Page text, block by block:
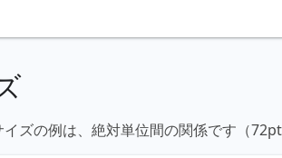
ズの例は、絶対単位間の関係です（